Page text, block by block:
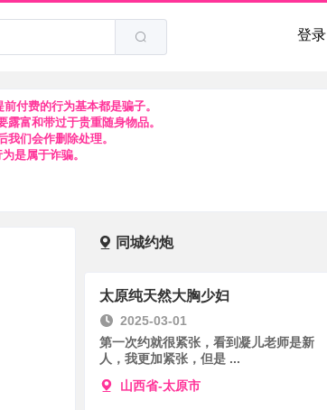
登录
付费的行为基本都是骗子。
富和带过于贵重随身物品。
们会作删除处理。
是属于诈骗。
同城约炮
太原纯天然大胸少妇
2025-03-01
第一次约就很紧张，看到凝儿老师是新
人，我更加紧张，但是 ...
山西省-太原市